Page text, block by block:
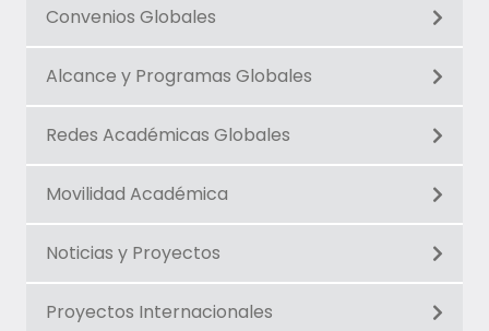
Convenios Globales
Alcance y Programas Globales
Redes Académicas Globales
Movilidad Académica
Noticias y Proyectos
Proyectos Internacionales